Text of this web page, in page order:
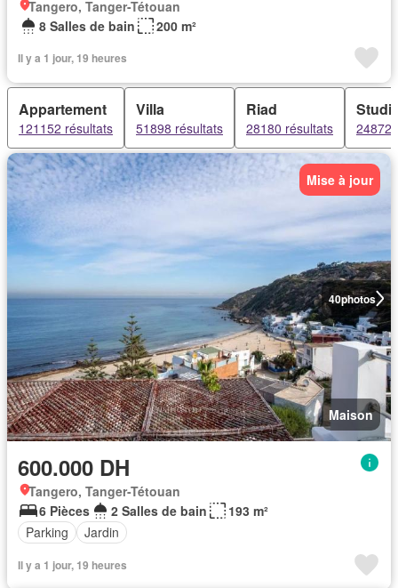
Tangero, Tanger-Tétouan
8 Salles de bain
200 m²
Il y a 1 jour, 19 heures
Appartement
121152 résultats
Villa
51898 résultats
Riad
28180 résultats 24872
40photos
Mise à jour
Maison
600.000 DH
Tangero, Tanger-Tétouan
6 Pièces
2 Salles de bain
193 m²
Parking
Jardin
Il y a 1 jour, 19 heures